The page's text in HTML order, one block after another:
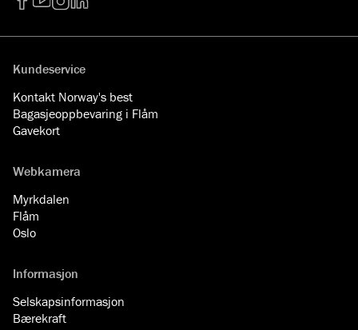
Kundeservice
Kontakt Norway's best
Bagasjeoppbevaring i Flåm
Gavekort
Webkamera
Myrkdalen
Flåm
Oslo
Informasjon
Selskapsinformasjon
Bærekraft